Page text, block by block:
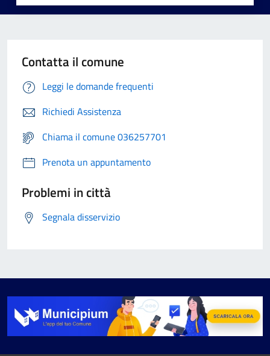
Contatta il comune
Leggi le domande frequenti
Richiedi Assistenza
Chiama il comune 036257701
Prenota un appuntamento
Problemi in città
Segnala disservizio